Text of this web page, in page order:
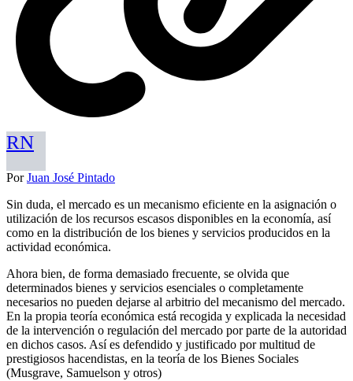
RN
PorJuan José Pintado
Sin duda, el mercado es un mecanismo eficiente en la asignación o
utilización de los recursos escasos disponibles en la economía, así
como en la distribución de los bienes y servicios producidos en la
actividad económica.
Ahora bien, de forma demasiado frecuente, se olvida que
determinados bienes y servicios esenciales o completamente
necesarios no pueden dejarse al arbitrio del mecanismo del mercado.
En la propia teoría económica está recogida y explicada la necesidad
de la intervención o regulación del mercado por parte de la autoridad
en dichos casos. Así es defendido y justificado por multitud de
prestigiosos hacendistas, en la teoría de los Bienes Sociales
(Musgrave, Samuelson y otros)